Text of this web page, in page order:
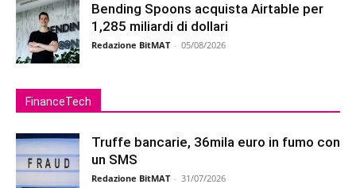
Bending Spoons acquista Airtable per
1,285 miliardi di dollari
Redazione BitMAT - 05/08/2026
FinanceTech
Truffe bancarie, 36mila euro in fumo con
un SMS
Redazione BitMAT - 31/07/2026